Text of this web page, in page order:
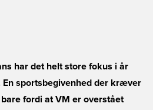
har det helt store fokus i år
sportsbegivenhed der kræver
fordi at VM er overstået